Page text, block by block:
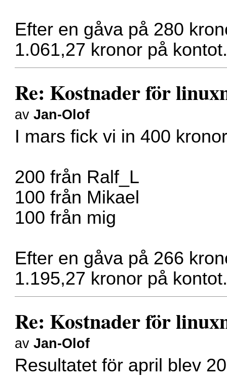
Efter en gåva på 280
1.061,27 kronor på
Re: Kostnader för
avJan-Olof
I mars fick vi in 400
200 från Ralf_L
100 från Mikael
100 från mig
Efter en gåva på 266
1.195,27 kronor på
Re: Kostnader för
avJan-Olof
Resultatet för april blev